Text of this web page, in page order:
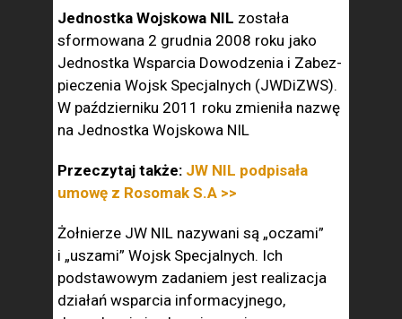
Jednostka Wojskowa NIL została
sformowana 2 grudnia 2008 roku jako
Jednostka Wsparcia Dowodzenia i Zabez­
pieczenia Wojsk Specjalnych (JWDiZWS).
W październiku 2011 roku zmieniła nazwę
na Jednostka Wojskowa NIL
Przeczytaj także: JW NIL podpisała
umowę z Rosomak S.A >>
Żołnierze JW NIL nazywani są „oczami”
i „uszami” Wojsk Specjalnych. Ich
podstawowym zadaniem jest realizacja
działań wsparcia informacyjnego,